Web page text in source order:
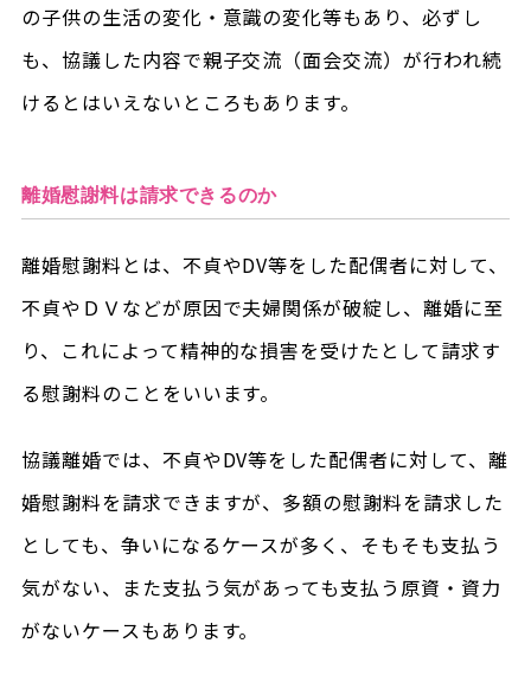
の子供の生活の変化・意識の変化等もあり、必ずし
も、協議した内容で親子交流（面会交流）が行われ続
けるとはいえないところもあります。
離婚慰謝料は請求できるのか
離婚慰謝料とは、不貞やDV等をした配偶者に対して、
不貞やＤＶなどが原因で夫婦関係が破綻し、離婚に至
り、これによって精神的な損害を受けたとして請求す
る慰謝料のことをいいます。
協議離婚では、不貞やDV等をした配偶者に対して、離
婚慰謝料を請求できますが、多額の慰謝料を請求した
としても、争いになるケースが多く、そもそも支払う
気がない、また支払う気があっても支払う原資・資力
がないケースもあります。